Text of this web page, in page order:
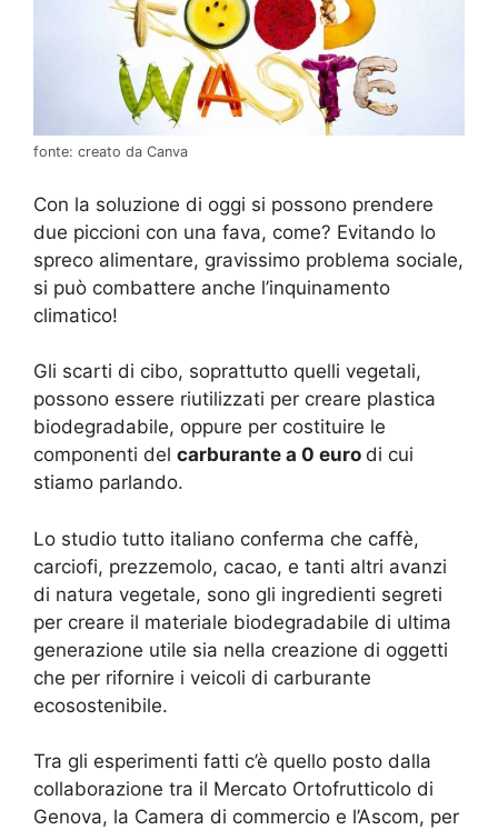
fonte: creato da Canva
Con la soluzione di oggi si possono prendere
due piccioni con una fava, come? Evitando lo
spreco alimentare, gravissimo problema sociale,
si può combattere anche l’inquinamento
climatico!
Gli scarti di cibo, soprattutto quelli vegetali,
possono essere riutilizzati per creare plastica
biodegradabile, oppure per costituire le
componenti del carburante a 0 euro di cui
stiamo parlando.
Lo studio tutto italiano conferma che caffè,
carciofi, prezzemolo, cacao, e tanti altri avanzi
di natura vegetale, sono gli ingredienti segreti
per creare il materiale biodegradabile di ultima
generazione utile sia nella creazione di oggetti
che per rifornire i veicoli di carburante
ecosostenibile.
Tra gli esperimenti fatti c’è quello posto dalla
collaborazione tra il Mercato Ortofrutticolo di
Genova, la Camera di commercio e l’Ascom, per